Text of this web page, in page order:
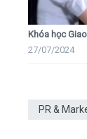
Khóa học
27/07/2024
PR &